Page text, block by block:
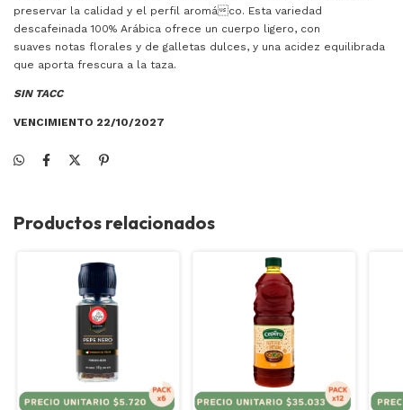
preservar la calidad y el perfil aromáco. Esta variedad
descafeinada 100% Arábica ofrece un cuerpo ligero, con
suaves notas florales y de galletas dulces, y una acidez equilibrada
que aporta frescura a la taza.
SIN TACC
VENCIMIENTO 22/10/2027
Productos relacionados